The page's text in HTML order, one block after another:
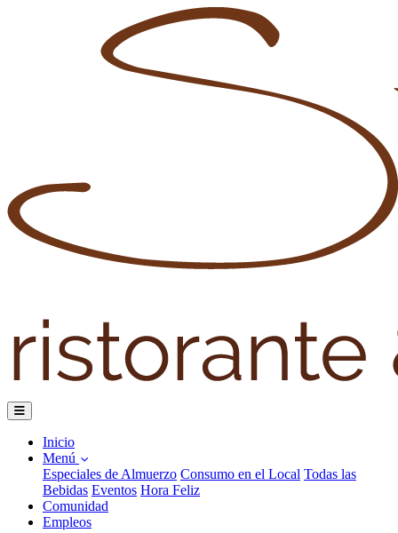
Inicio
Menú
Especiales de Almuerzo Consumo en el Local Todas las
Bebidas Eventos Hora Feliz
Comunidad
Empleos